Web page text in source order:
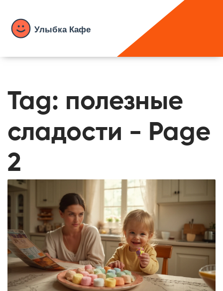
Tag: полезные
сладости - Page
2